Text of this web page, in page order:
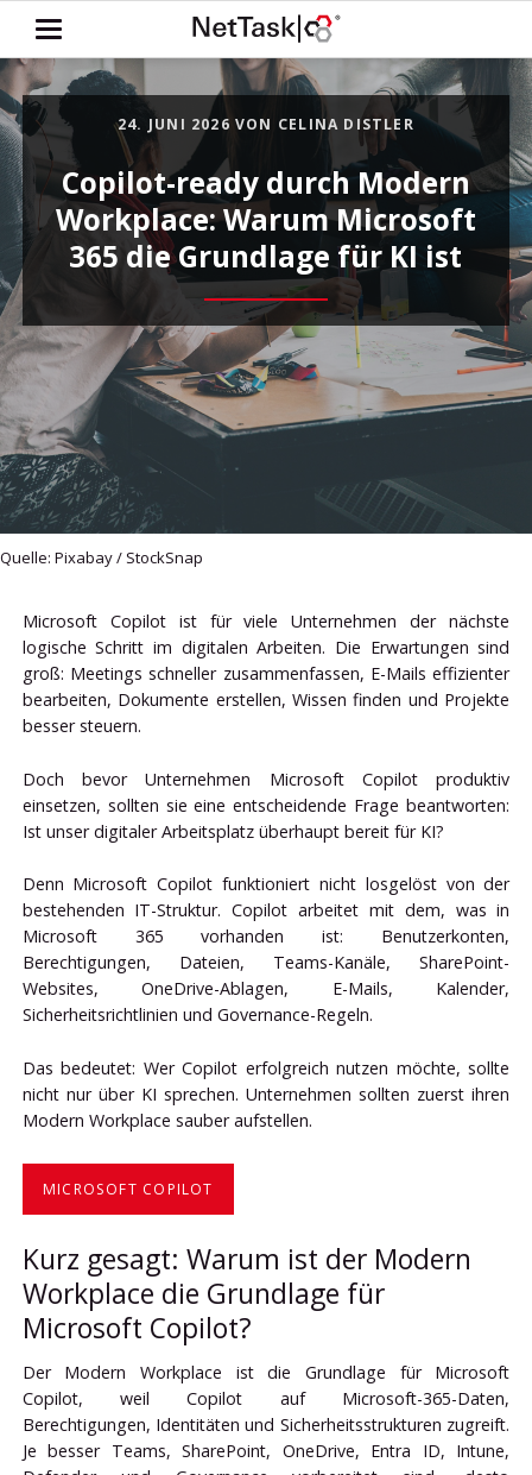
24. JUNI 2026 VON CELINA DISTLER
Copilot-ready durch Modern
Workplace: Warum Microsoft
365 die Grundlage für KI ist
Quelle: Pixabay / StockSnap
Microsoft Copilot ist für viele Unternehmen der nächste
logische Schritt im digitalen Arbeiten. Die Erwartungen sind
groß: Meetings schneller zusammenfassen, E-Mails effizienter
bearbeiten, Dokumente erstellen, Wissen finden und Projekte
besser steuern.
Doch bevor Unternehmen Microsoft Copilot produktiv
einsetzen, sollten sie eine entscheidende Frage beantworten:
Ist unser digitaler Arbeitsplatz überhaupt bereit für KI?
Denn Microsoft Copilot funktioniert nicht losgelöst von der
bestehenden IT-Struktur. Copilot arbeitet mit dem, was in
Microsoft 365 vorhanden ist: Benutzerkonten,
Berechtigungen, Dateien, Teams-Kanäle, SharePoint-
Websites, OneDrive-Ablagen, E-Mails, Kalender,
Sicherheitsrichtlinien und Governance-Regeln.
Das bedeutet: Wer Copilot erfolgreich nutzen möchte, sollte
nicht nur über KI sprechen. Unternehmen sollten zuerst ihren
Modern Workplace sauber aufstellen.
MICROSOFT COPILOT
Kurz gesagt: Warum ist der Modern
Workplace die Grundlage für
Microsoft Copilot?
Der Modern Workplace ist die Grundlage für Microsoft
Copilot, weil Copilot auf Microsoft-365-Daten,
Berechtigungen, Identitäten und Sicherheitsstrukturen zugreift.
Je besser Teams, SharePoint, OneDrive, Entra ID, Intune,